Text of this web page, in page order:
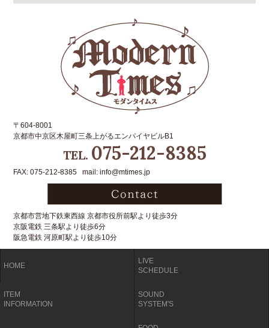
〒604-8001
京都市中京区木屋町三条上がるエンパイヤビルB1
TEL. 075-212-8385
FAX: 075-212-8385 mail: info@mtimes.jp
京都市営地下鉄東西線 京都市役所前駅より徒歩3分
京阪電鉄 三条駅より徒歩6分
阪急電鉄 河原町駅より徒歩10分
HOME
LIVE
SCHEDULE
ITEM
INFORMATION
SOUND
SYSTEM'S